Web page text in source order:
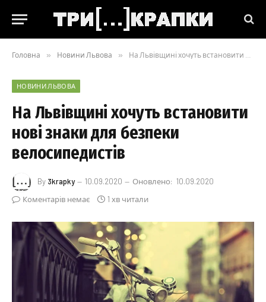
Головна » Новини Львова » На Львівщині хочуть встановити нові знаки для безпеки велосипедистів
НОВИНИ ЛЬВОВА
На Львівщині хочуть встановити
нові знаки для безпеки
велосипедистів
By 3krapky 10.09.2020 Оновлено: 10.09.2020
Коментарів немає
1 хв читали